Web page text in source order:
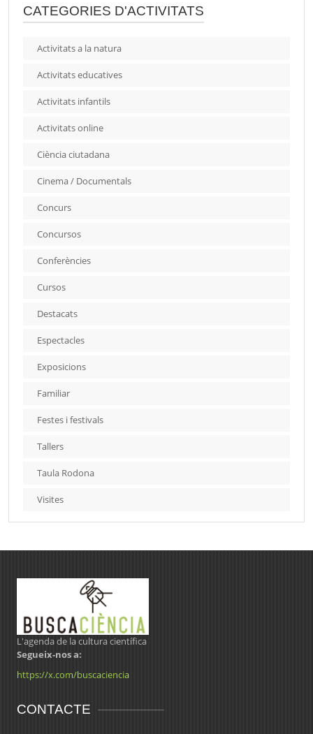
CATEGORIES D'ACTIVITATS
Activitats a la natura
Activitats educatives
Activitats infantils
Activitats online
Ciència ciutadana
Cinema / Documentals
Concurs
Concursos
Conferències
Cursos
Destacats
Espectacles
Exposicions
Familiar
Festes i festivals
Tallers
Taula Rodona
Visites
L'agenda de la cultura científica
Segueix-nos a:
https://x.com/buscaciencia
CONTACTE